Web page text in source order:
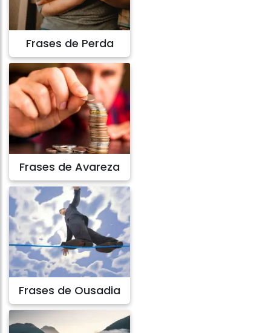
Frases de Perda
Frases de Avareza
Frases de Ousadia